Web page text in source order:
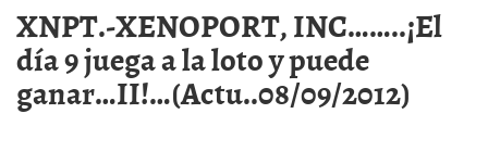
XNPT.-XENOPORT, INC……..¡El
día 9 juega a la loto y puede
ganar…II!…(Actu..08/09/2012)